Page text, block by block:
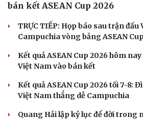
bán kết ASEAN Cup 2026
TRỰC TIẾP: Họp báo sau trận đấu
Campuchia vòng bảng ASEAN
Kết quả ASEAN Cup 2026 hôm
Việt Nam vào bán kết
Kết quả ASEAN Cup 2026 tối 7-8:
Việt Nam thắng dễ Campuchia
Quang Hải lập kỷ lục để đời trong